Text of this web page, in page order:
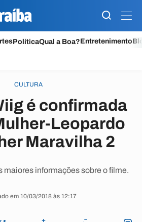
PolíticaQual a Boa?Entretenimento
CULTURA
é confirmada
Leopardo
Maravilha 2
maiores informações sobre o filme.
em 10/03/2018 às 12:17